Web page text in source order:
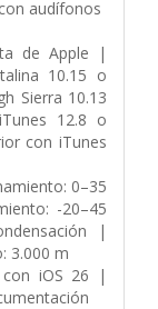
audífonos
de Apple |
10.15 o
Sierra 10.13
12.8 o
con iTunes
0–35
-20–45
|
3.000 m
con iOS 26 |